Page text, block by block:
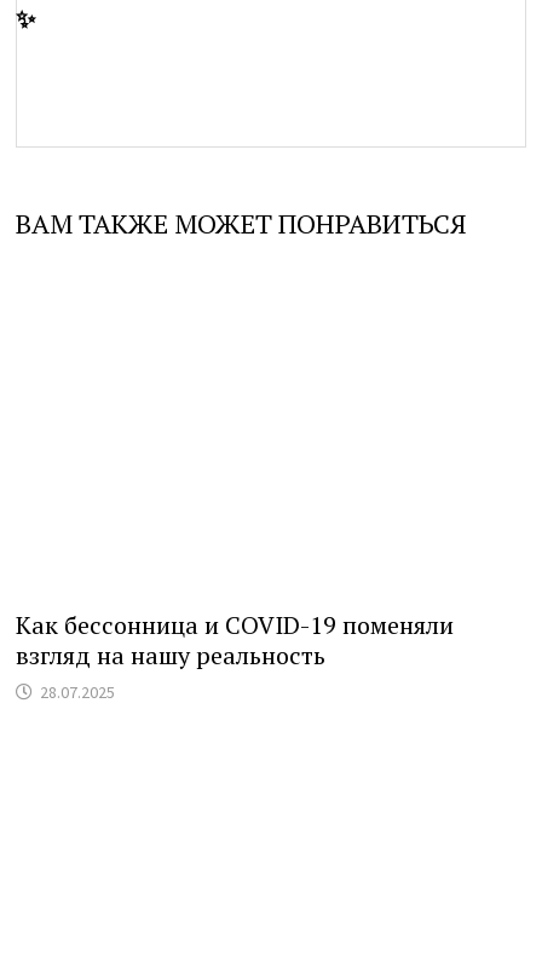
✨
ВАМ ТАКЖЕ МОЖЕТ ПОНРАВИТЬСЯ
Как бессонница и COVID-19 поменяли
взгляд на нашу реальность
28.07.2025